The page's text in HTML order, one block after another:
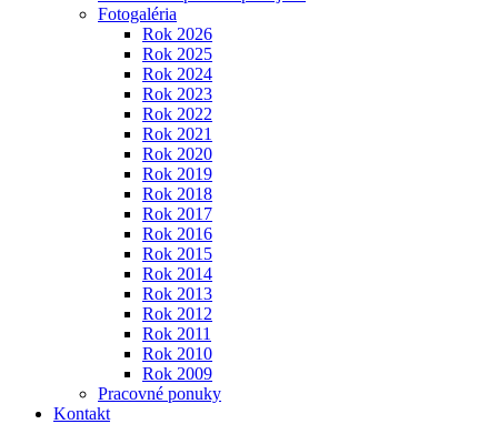
Fotogaléria
Rok 2026
Rok 2025
Rok 2024
Rok 2023
Rok 2022
Rok 2021
Rok 2020
Rok 2019
Rok 2018
Rok 2017
Rok 2016
Rok 2015
Rok 2014
Rok 2013
Rok 2012
Rok 2011
Rok 2010
Rok 2009
Pracovné ponuky
Kontakt